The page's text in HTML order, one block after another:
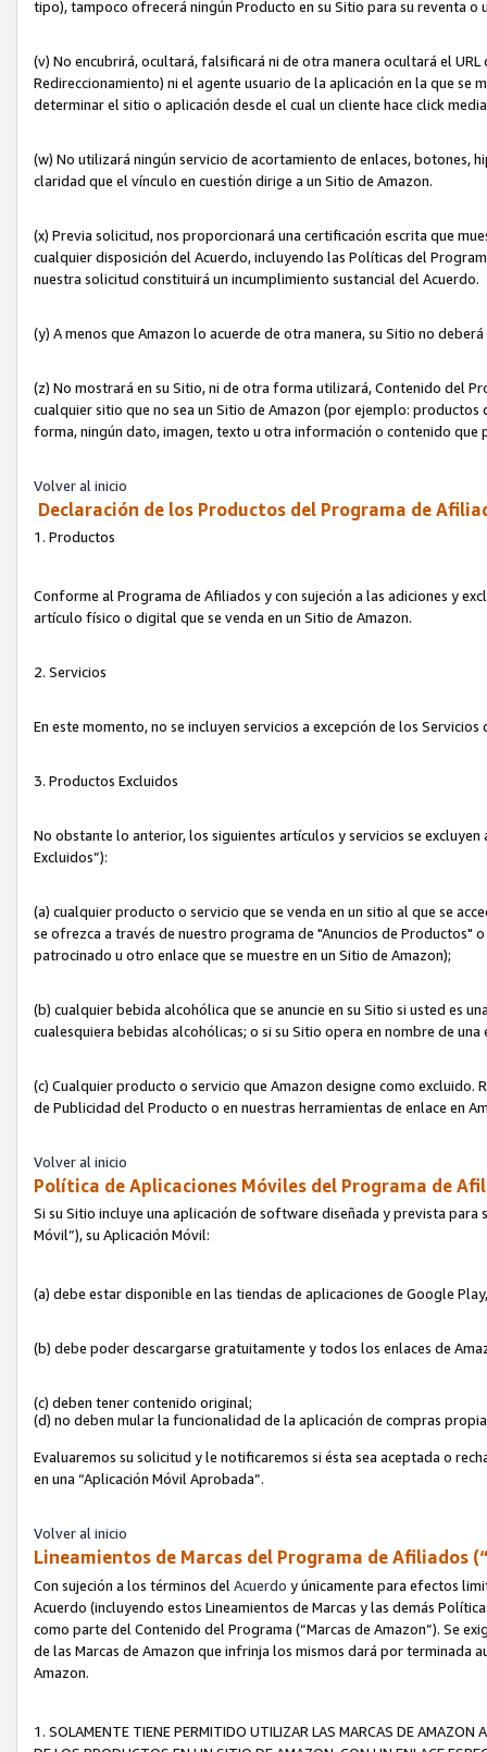
tipo), tampoco ofrecerá ningún Producto en su Sitio para su reventa o
(v) No encubrirá, ocultará, falsificará ni de otra manera ocultará el
Redireccionamiento) ni el agente usuario de la aplicación en la que
determinar el sitio o aplicación desde el cual un cliente hace click
(w) No utilizará ningún servicio de acortamiento de enlaces, botones,
claridad que el vínculo en cuestión dirige a un Sitio de Amazon.
(x) Previa solicitud, nos proporcionará una certificación escrita que
cualquier disposición del Acuerdo, incluyendo las Políticas del
nuestra solicitud constituirá un incumplimiento sustancial del Acuerdo.
(y) A menos que Amazon lo acuerde de otra manera, su Sitio no
(z) No mostrará en su Sitio, ni de otra forma utilizará, Contenido del
cualquier sitio que no sea un Sitio de Amazon (por ejemplo:
forma, ningún dato, imagen, texto u otra información o contenido
Volver al inicio
Declaración de los Productos del Programa de
1. Productos
Conforme al Programa de Afiliados y con sujeción a las adiciones y
artículo físico o digital que se venda en un Sitio de Amazon.
2. Servicios
En este momento, no se incluyen servicios a excepción de los
3. Productos Excluidos
No obstante lo anterior, los siguientes artículos y servicios se
Excluidos”):
(a) cualquier producto o servicio que se venda en un sitio al que se
se ofrezca a través de nuestro programa de "Anuncios de Productos"
patrocinado u otro enlace que se muestre en un Sitio de Amazon);
(b) cualquier bebida alcohólica que se anuncie en su Sitio si usted es
cualesquiera bebidas alcohólicas; o si su Sitio opera en nombre de
(c) Cualquier producto o servicio que Amazon designe como excluido.
de Publicidad del Producto o en nuestras herramientas de enlace en
Volver al inicio
Política de Aplicaciones Móviles del Programa de
Si su Sitio incluye una aplicación de software diseñada y prevista
Móvil”), su Aplicación Móvil:
(a) debe estar disponible en las tiendas de aplicaciones de Google
(b) debe poder descargarse gratuitamente y todos los enlaces de
(c) deben tener contenido original;
(d) no deben mular la funcionalidad de la aplicación de compras
Evaluaremos su solicitud y le notificaremos si ésta sea aceptada o
en una “Aplicación Móvil Aprobada”.
Volver al inicio
Lineamientos de Marcas del Programa de Afiliados
Con sujeción a los términos del Acuerdo y únicamente para efectos
Acuerdo (incluyendo estos Lineamientos de Marcas y las demás
como parte del Contenido del Programa (“Marcas de Amazon”). Se
de las Marcas de Amazon que infrinja los mismos dará por terminada
Amazon.
1. SOLAMENTE TIENE PERMITIDO UTILIZAR LAS MARCAS DE